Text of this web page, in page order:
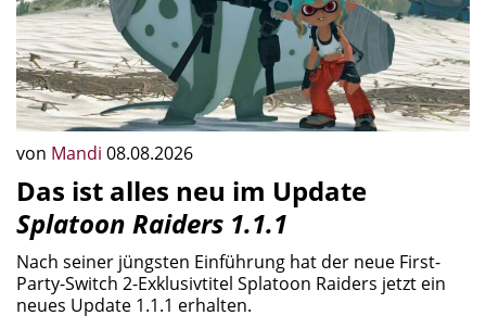
von Mandi 08.08.2026
Das ist alles neu im Update
Splatoon Raiders 1.1.1
Nach seiner jüngsten Einführung hat der neue First-
Party-Switch 2-Exklusivtitel Splatoon Raiders jetzt ein
neues Update 1.1.1 erhalten.